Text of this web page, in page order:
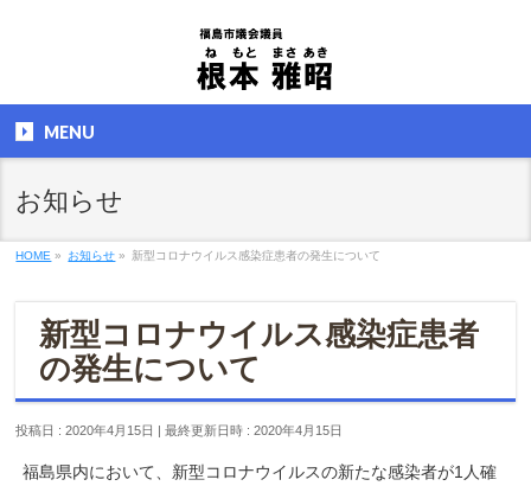
MENU
お知らせ
HOME » お知らせ » 新型コロナウイルス感染症患者の発生について
新型コロナウイルス感染症患者
の発生について
投稿日 : 2020年4月15日 最終更新日時 : 2020年4月15日
福島県内において、新型コロナウイルスの新たな感染者が1人確